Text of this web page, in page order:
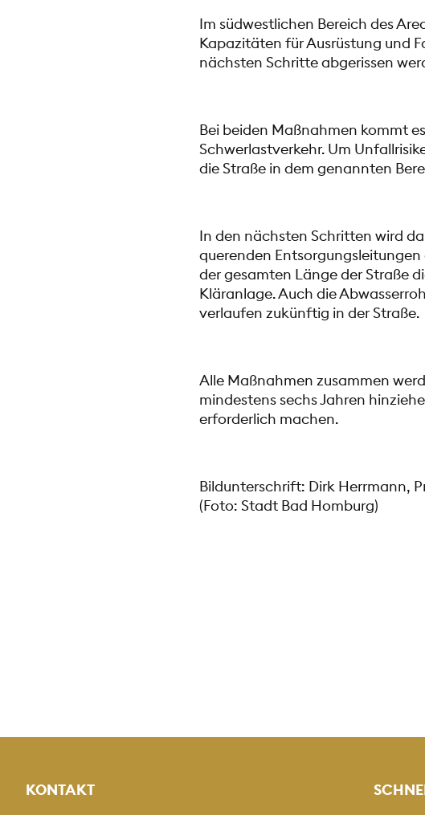
Im südwestlichen Bereich des
Kapazitäten für Ausrüstung und
nächsten Schritte abgerissen
Bei beiden Maßnahmen kommt
Schwerlastverkehr. Um
die Straße in dem genannten
In den nächsten Schritten wird
querenden
der gesamten Länge der Straße
Kläranlage. Auch die
verlaufen zukünftig in der Straße.
Alle Maßnahmen zusammen
mindestens sechs Jahren
erforderlich machen.
Bildunterschrift: Dirk Herrmann,
(Foto: Stadt Bad Homburg)
KONTAKT